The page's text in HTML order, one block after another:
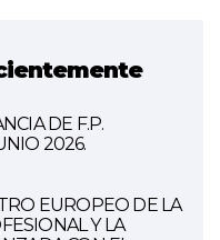
DE F.P.
2026.
EUROPEO DE LA
Y LA